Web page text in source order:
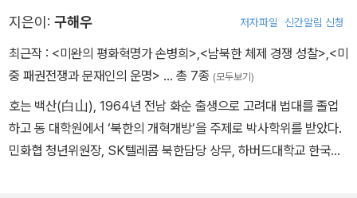
(紅山文化硏究院) 방문교수를 지냈다. 동양사회사상학회 부회장,
단군학회 부회장, 중국 내몽고홍산문화학회 회원 등으로 활동하고 있
다. 《요하문명과 한반도》, 《고조선문명의 기원과 요하문명》, 《3수 분
《동양사상의 시대 진단과 비전》, 《동몽골의 가치와 미래》 등 20권의
공저를 출간한 바 있다.
지은이: 구해우 저자파일 신간알림 신청
최근작 : <미완의 평화혁명가 손병희>,<남북한 체제 경쟁 성찰>,<미
중 패권전쟁과 문재인의 운명> … 총 7종 (모두보기)
호는 백산(白山), 1964년 전남 화순 출생으로 고려대 법대를 졸업
하고 동 대학원에서 ‘북한의 개혁개방’을 주제로 박사학위를 받았다.
민화협 청년위원장, SK텔레콤 북한담당 상무, 하버드대학교 한국학